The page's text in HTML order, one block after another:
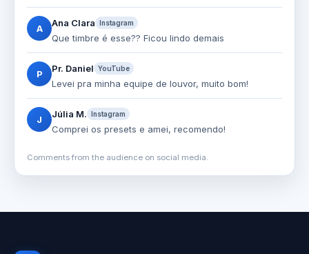
A Ana Clara Instagram
Que timbre é esse?? Ficou lindo demais
P Pr. Daniel YouTube
Levei pra minha equipe de louvor, muito bom!
J Júlia M. Instagram
Comprei os presets e amei, recomendo!
Comments from the audience on social media.